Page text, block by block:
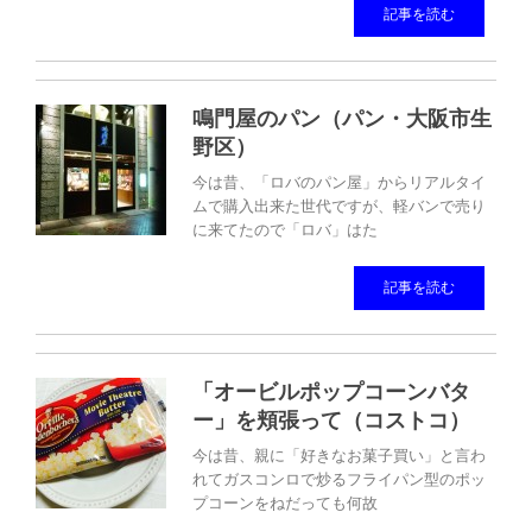
記事を読む
鳴門屋のパン（パン・大阪市生
野区）
今は昔、「ロバのパン屋」からリアルタイ
ムで購入出来た世代ですが、軽バンで売り
に来てたので「ロバ」はた
記事を読む
「オービルポップコーンバタ
ー」を頬張って（コストコ）
今は昔、親に「好きなお菓子買い」と言わ
れてガスコンロで炒るフライパン型のポッ
プコーンをねだっても何故